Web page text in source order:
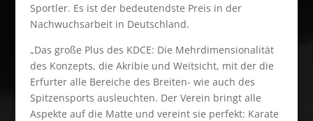
Sportler. Es ist der bedeutendste Preis in der
Nachwuchsarbeit in Deutschland.
„Das große Plus des KDCE: Die Mehrdimensionalität
des Konzepts, die Akribie und Weitsicht, mit der die
Erfurter alle Bereiche des Breiten- wie auch des
Spitzensports ausleuchten. Der Verein bringt alle
Aspekte auf die Matte und vereint sie perfekt: Karate